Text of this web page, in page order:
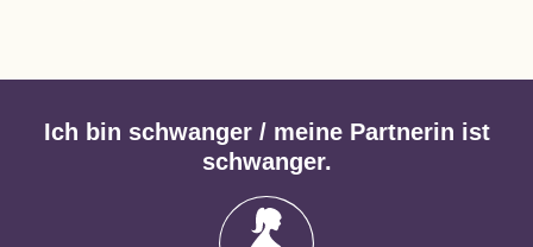
Ich bin schwanger / meine Partnerin ist
schwanger.